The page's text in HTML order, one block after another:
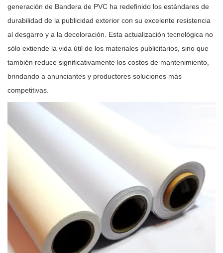
generación de Bandera de PVC ha redefinido los estándares de
durabilidad de la publicidad exterior con su excelente resistencia
al desgarro y a la decoloración. Esta actualización tecnológica no
sólo extiende la vida útil de los materiales publicitarios, sino que
también reduce significativamente los costos de mantenimiento,
brindando a anunciantes y productores soluciones más
competitivas.